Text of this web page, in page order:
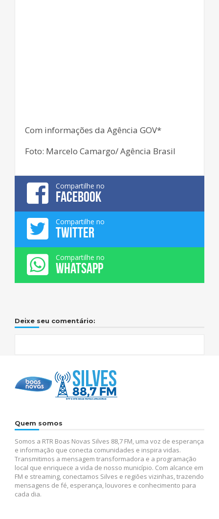
Com informações da Agência GOV*
Foto: Marcelo Camargo/ Agência Brasil
Compartilhe no
FACEBOOK
Compartilhe no
TWITTER
Compartilhe no
WHATSAPP
Deixe seu comentário:
Quem somos
Somos a RTR Boas Novas Silves 88,7 FM, uma voz de esperança
e informação que conecta comunidades e inspira vidas.
Transmitimos a mensagem transformadora e a programação
local que enriquece a vida de nosso município. Com alcance em
FM e streaming, conectamos Silves e regiões vizinhas, trazendo
mensagens de fé, esperança, louvores e conhecimento para
cada dia.